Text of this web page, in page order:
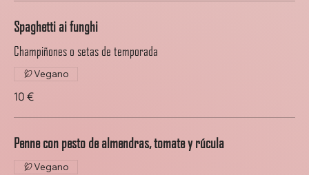
Spaghetti ai funghi
Champiñones o setas de temporada
10 €
Vegano
Penne con pesto de almendras, tomate y rúcula
Vegano